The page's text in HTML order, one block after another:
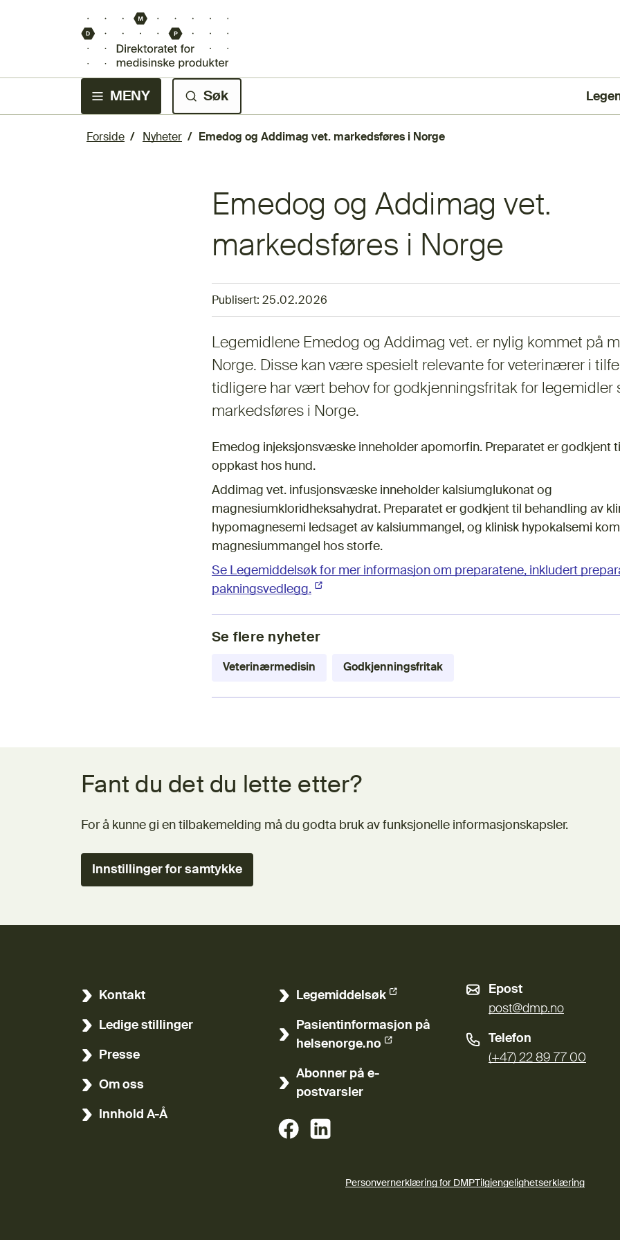
MENY Søk
Forside Nyheter Emedog og Addimag vet. markedsføres i Norge
Emedog og Addimag vet.
markedsføres i Norge
Publisert: 25.02.2026
Legemidlene Emedog og Addimag vet. er nylig kommet på
Norge. Disse kan være spesielt relevante for veterinærer i
tidligere har vært behov for godkjenningsfritak for legemidler
markedsføres i Norge.
Emedog injeksjonsvæske inneholder apomorfin. Preparatet er godkjent
oppkast hos hund.
Addimag vet. infusjonsvæske inneholder kalsiumglukonat og
magnesiumkloridheksahydrat. Preparatet er godkjent til behandling av
hypomagnesemi ledsaget av kalsiummangel, og klinisk hypokalsemi
magnesiummangel hos storfe.
Se Legemiddelsøk for mer informasjon om preparatene, inkludert
pakningsvedlegg. (Ekstern lenke)
Se flere nyheter
Veterinærmedisin Godkjenningsfritak
Fant du det du lette etter?
For å kunne gi en tilbakemelding må du godta bruk av funksjonelle informasjonskapsler.
Innstillinger for samtykke
Kontakt
Ledige stillinger
Presse
Om oss
Innhold A-Å
Legemiddelsøk
(Ekstern lenke)
Pasientinformasjon på
helsenorge.no
(Ekstern lenke)
Abonner på e-
postvarsler
(Ekstern lenke)
Epost
post@dmp.no
Telefon
(+47) 22 89 77 00
Personvernerklæring for DMP Tilgjengelighetserklæring
(Ekstern lenke)